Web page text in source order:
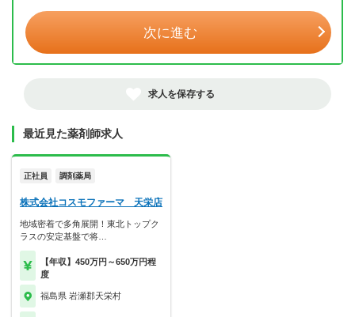
次に進む
求人を保存する
最近見た薬剤師求人
正社員 調剤薬局
株式会社コスモファーマ 天栄店
地域密着で多角展開！東北トップク
ラスの安定基盤で将…
【年収】450万円～650万円程
度
福島県 岩瀬郡天栄村